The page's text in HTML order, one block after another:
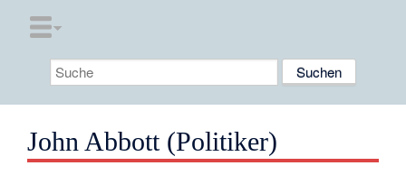
John Abbott (Politiker)